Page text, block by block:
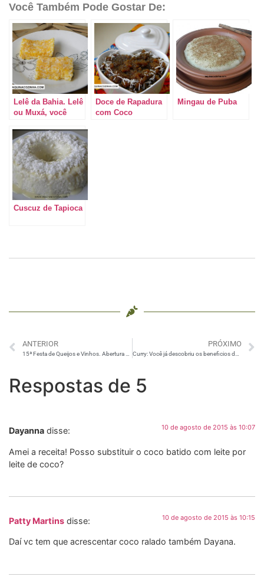
Você Também Pode Gostar De:
Lelê da Bahia. Lelê
ou Muxá, você
Doce de Rapadura
com Coco
Mingau de Puba
Cuscuz de Tapioca
ANTERIOR
15ª Festa de Queijos e Vinhos. Abertura do #FIG2015
PRÓXIMO
Curry: Você já descobriu os beneficios dessa especiaria deliciosa?
Respostas de 5
Dayanna disse: 10 de agosto de 2015 às 10:07
Amei a receita! Posso substituir o coco batido com leite por
leite de coco?
Patty Martins disse: 10 de agosto de 2015 às 10:15
Daí vc tem que acrescentar coco ralado também Dayana.